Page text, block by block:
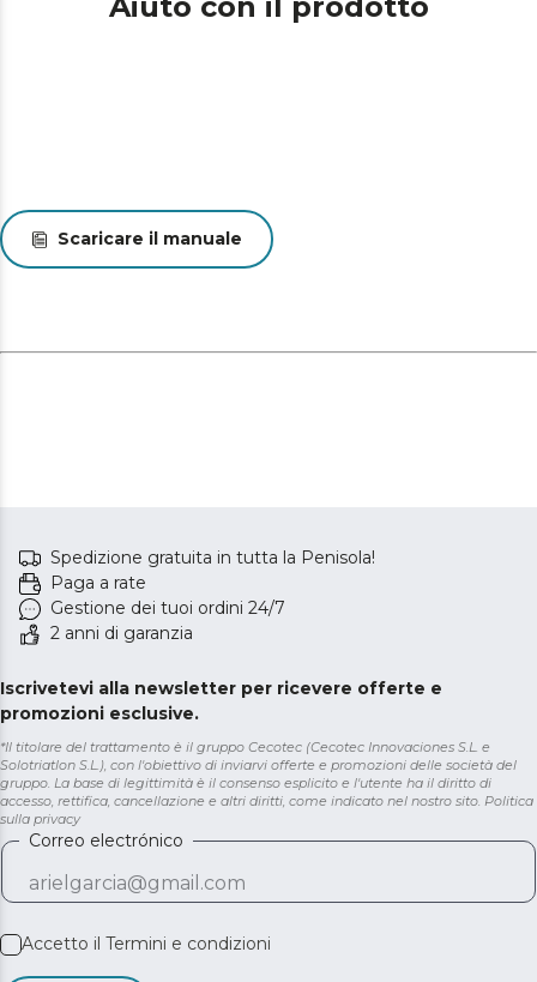
Aiuto con il prodotto
Scaricare il manuale
Spedizione gratuita in tutta la Penisola!
Paga a rate
Gestione dei tuoi ordini 24/7
2 anni di garanzia
Iscrivetevi alla newsletter per ricevere offerte e
promozioni esclusive.
*Il titolare del trattamento è il gruppo Cecotec (Cecotec Innovaciones S.L. e
Solotriatlon S.L.), con l'obiettivo di inviarvi offerte e promozioni delle società del
gruppo. La base di legittimità è il consenso esplicito e l'utente ha il diritto di
accesso, rettifica, cancellazione e altri diritti, come indicato nel nostro sito. Politica
sulla privacy
Correo electrónico
Accetto il Termini e condizioni